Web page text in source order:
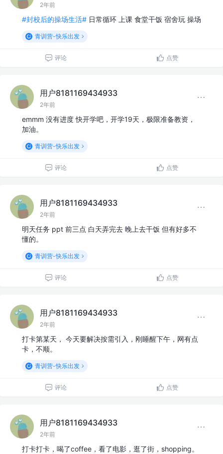
2年前
#封校后的操场生活# 日常循环 上课 食堂干饭 宿舍玩 操场
青训营-快乐出发
评论 点赞
用户8181169434933
2年前
emmm 没有进度 快开学吧，开学19天，极限准备教资，
加油。
青训营-快乐出发
评论 点赞
用户8181169434933
2年前
明天任务 ppt 前三点 白天弄完去 晚上去干饭 但有好多不
懂的。
青训营-快乐出发
评论 点赞
用户8181169434933
2年前
打卡第某天， 今天要解决按需引入，刚睡醒下午，网有点
卡，不顺。
青训营-快乐出发
评论 点赞
用户8181169434933
2年前
打卡打卡，喝了coffee，看了电影，逛了街，shopping。